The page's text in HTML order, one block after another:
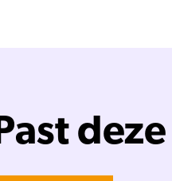
Past